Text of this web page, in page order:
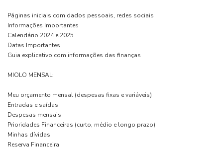
Páginas iniciais com dados pessoais, redes sociais
Informações Importantes
Calendário 2024 e 2025
Datas Importantes
Guia explicativo com informações das finanças
MIOLO MENSAL:
Meu orçamento mensal (despesas fixas e variáveis)
Entradas e saídas
Despesas mensais
Prioridades Financeiras (curto, médio e longo prazo)
Minhas dívidas
Reserva Financeira